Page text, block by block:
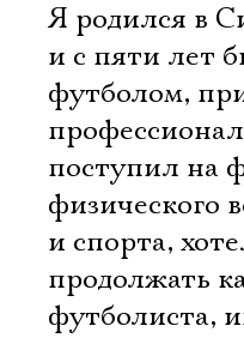
Я родился в
и с пяти лет
футболом,
поступил на
физического
и спорта,
продолжать
футболиста,